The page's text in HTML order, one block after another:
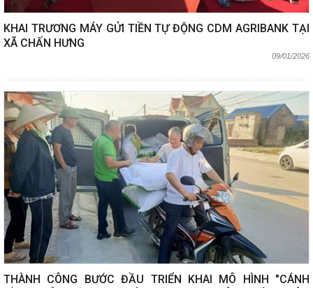
KHAI TRƯƠNG MÁY GỬI TIỀN TỰ ĐỘNG CDM AGRIBANK TẠI
XÃ CHẤN HƯNG
09/01/2026
THÀNH CÔNG BƯỚC ĐẦU TRIỂN KHAI MÔ HÌNH "CÁNH